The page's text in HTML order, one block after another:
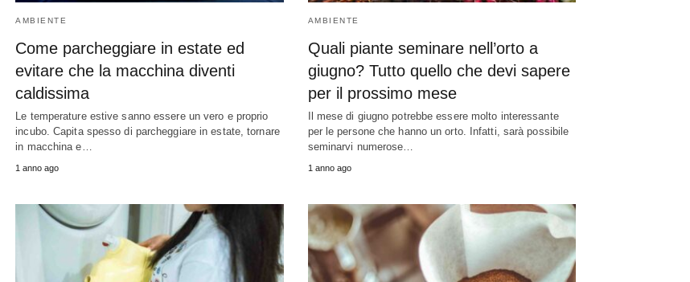
AMBIENTE
Come parcheggiare in estate ed
evitare che la macchina diventi
caldissima
Le temperature estive sanno essere un vero e proprio
incubo. Capita spesso di parcheggiare in estate, tornare
in macchina e…
1 anno ago
AMBIENTE
Quali piante seminare nell’orto a
giugno? Tutto quello che devi sapere
per il prossimo mese
Il mese di giugno potrebbe essere molto interessante
per le persone che hanno un orto. Infatti, sarà possibile
seminarvi numerose…
1 anno ago